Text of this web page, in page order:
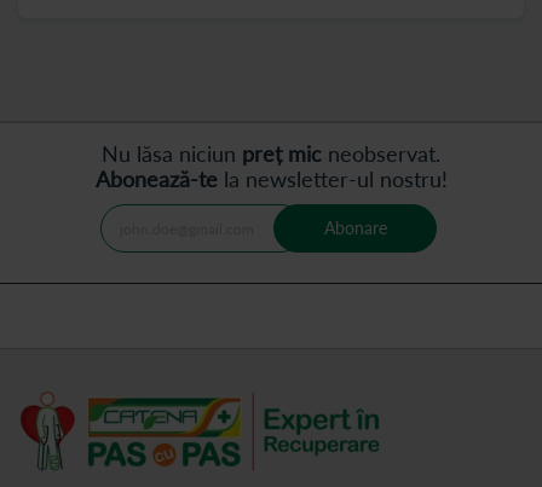
Nu lăsa niciun preț mic neobservat.
Abonează-tela newsletter-ul nostru!
Abonare